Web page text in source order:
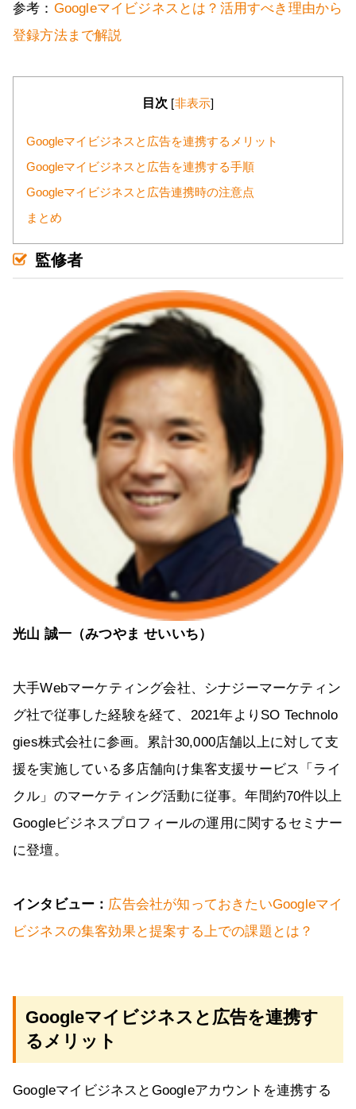
参考： Googleマイビジネスとは？活用すべき理由から
登録方法まで解説
目次 [非表示]
Googleマイビジネスと広告を連携するメリット
Googleマイビジネスと広告を連携する手順
Googleマイビジネスと広告連携時の注意点
まとめ
監修者
光山 誠一（みつやま せいいち）
大手Webマーケティング会社、シナジーマーケティン
グ社で従事した経験を経て、2021年よりSO Technolo
gies株式会社に参画。累計30,000店舗以上に対して支
援を実施している多店舗向け集客支援サービス「ライ
クル」のマーケティング活動に従事。年間約70件以上
Googleビジネスプロフィールの運用に関するセミナー
に登壇。
インタビュー： 広告会社が知っておきたいGoogleマイ
ビジネスの集客効果と提案する上での課題とは？
Googleマイビジネスと広告を連携す
るメリット
GoogleマイビジネスとGoogleアカウントを連携する